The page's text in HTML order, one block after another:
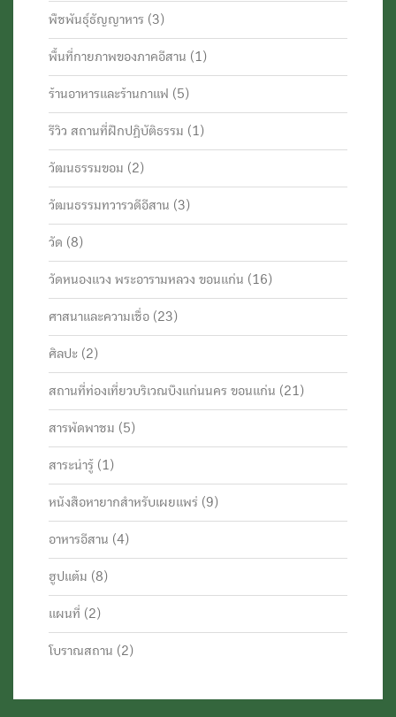
พืชพันธุ์ธัญญาหาร (3)
พื้นที่กายภาพของภาคอีสาน (1)
ร้านอาหารและร้านกาแฟ (5)
รีวิว สถานที่ฝึกปฏิบัติธรรม (1)
วัฒนธรรมขอม (2)
วัฒนธรรมทวารวดีอีสาน (3)
วัด (8)
วัดหนองแวง พระอารามหลวง ขอนแก่น (16)
ศาสนาและความเชื่อ (23)
ศิลปะ (2)
สถานที่ท่องเที่ยวบริเวณบึงแก่นนคร ขอนแก่น (21)
สารพัดพาชม (5)
สาระน่ารู้ (1)
หนังสือหายากสำหรับเผยแพร่ (9)
อาหารอีสาน (4)
ฮูปแต้ม (8)
แผนที่ (2)
โบราณสถาน (2)